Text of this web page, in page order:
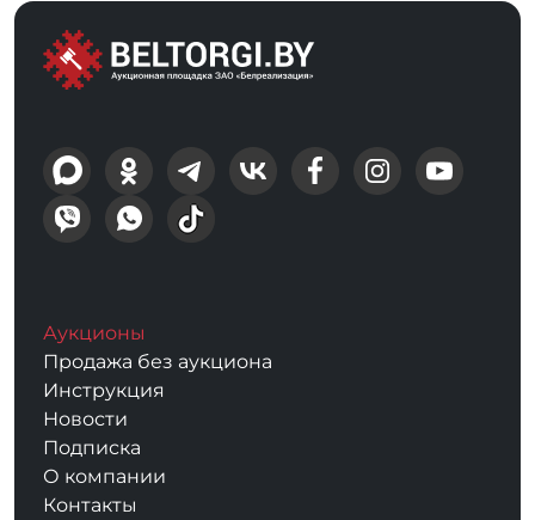
Аукционы
Продажа без аукциона
Инструкция
Новости
Подписка
О компании
Контакты